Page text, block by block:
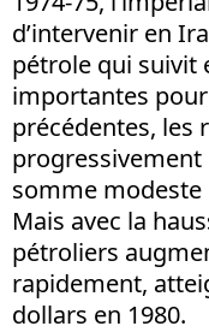
d’intervenir en
pétrole qui suivit
importantes pour
précédentes, les
somme modeste
Mais avec la
pétroliers
rapidement,
dollars en 1980.